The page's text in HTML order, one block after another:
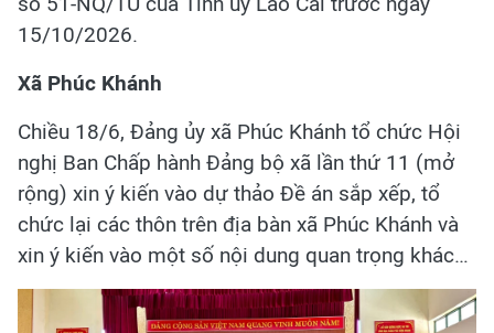
15/10/2026.
Xã Phúc Khánh
Chiều 18/6, Đảng ủy xã Phúc Khánh tổ chức Hội
nghị Ban Chấp hành Đảng bộ xã lần thứ 11 (mở
rộng) xin ý kiến vào dự thảo Đề án sắp xếp, tổ
chức lại các thôn trên địa bàn xã Phúc Khánh và
xin ý kiến vào một số nội dung quan trọng khác…